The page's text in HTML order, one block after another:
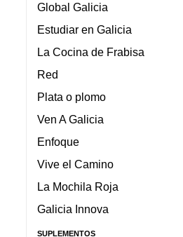
Global Galicia
Estudiar en Galicia
La Cocina de Frabisa
Red
Plata o plomo
Ven A Galicia
Enfoque
Vive el Camino
La Mochila Roja
Galicia Innova
SUPLEMENTOS